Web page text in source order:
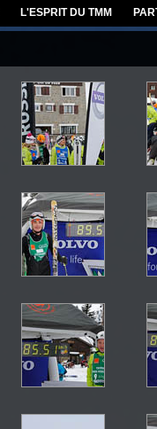
L'ESPRIT DU TMM